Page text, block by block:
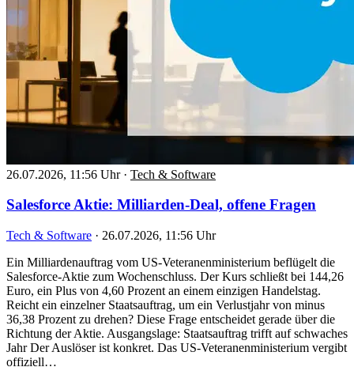
26.07.2026, 11:56 Uhr · Tech & Software
Salesforce Aktie: Milliarden-Deal, offene Fragen
Tech & Software · 26.07.2026, 11:56 Uhr
Ein Milliardenauftrag vom US-Veteranenministerium beflügelt die
Salesforce-Aktie zum Wochenschluss. Der Kurs schließt bei 144,26
Euro, ein Plus von 4,60 Prozent an einem einzigen Handelstag.
Reicht ein einzelner Staatsauftrag, um ein Verlustjahr von minus
36,38 Prozent zu drehen? Diese Frage entscheidet gerade über die
Richtung der Aktie. Ausgangslage: Staatsauftrag trifft auf schwaches
Jahr Der Auslöser ist konkret. Das US-Veteranenministerium vergibt
offiziell…